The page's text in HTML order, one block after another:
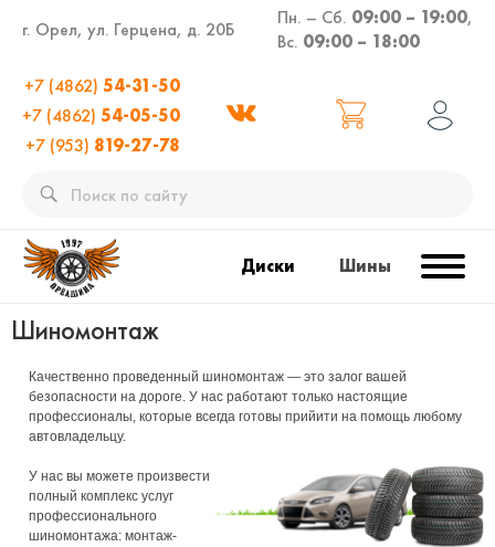
г. Орел, ул. Герцена, д. 20Б
Пн. – Сб. 09:00 – 19:00,
Вс. 09:00 – 18:00
+7 (4862) 54-31-50
+7 (4862) 54-05-50
+7 (953) 819-27-78
Диски Шины
Шиномонтаж
Качественно проведенный шиномонтаж — это залог вашей
безопасности на дороге. У нас работают только настоящие
профессионалы, которые всегда готовы прийити на помощь любому
автовладельцу.
У нас вы можете произвести
полный комплекс услуг
профессионального
шиномонтажа: монтаж-